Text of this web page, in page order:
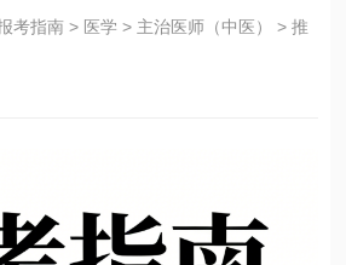
考指南 > 医学 > 主治医师（中医） >推